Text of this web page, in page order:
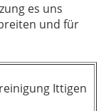
es uns
und für
Ittigen